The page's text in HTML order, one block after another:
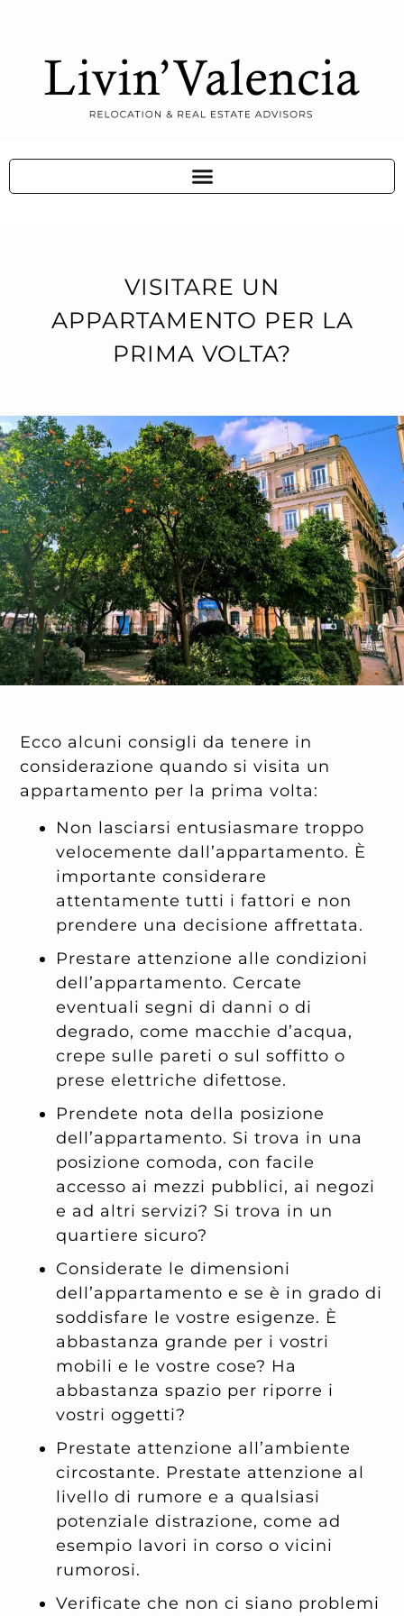
VISITARE UN
APPARTAMENTO PER LA
PRIMA VOLTA?
Ecco alcuni consigli da tenere in
considerazione quando si visita un
appartamento per la prima volta:
Non lasciarsi entusiasmare troppo
velocemente dall’appartamento. È
importante considerare
attentamente tutti i fattori e non
prendere una decisione affrettata.
Prestare attenzione alle condizioni
dell’appartamento. Cercate
eventuali segni di danni o di
degrado, come macchie d’acqua,
crepe sulle pareti o sul soffitto o
prese elettriche difettose.
Prendete nota della posizione
dell’appartamento. Si trova in una
posizione comoda, con facile
accesso ai mezzi pubblici, ai negozi
e ad altri servizi? Si trova in un
quartiere sicuro?
Considerate le dimensioni
dell’appartamento e se è in grado di
soddisfare le vostre esigenze. È
abbastanza grande per i vostri
mobili e le vostre cose? Ha
abbastanza spazio per riporre i
vostri oggetti?
Prestate attenzione all’ambiente
circostante. Prestate attenzione al
livello di rumore e a qualsiasi
potenziale distrazione, come ad
esempio lavori in corso o vicini
rumorosi.
Verificate che non ci siano problemi